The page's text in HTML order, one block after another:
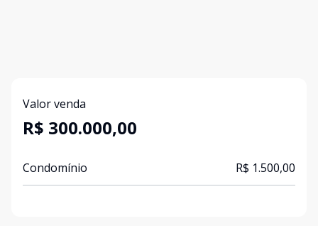
Valor venda
R$ 300.000,00
Condomínio R$ 1.500,00